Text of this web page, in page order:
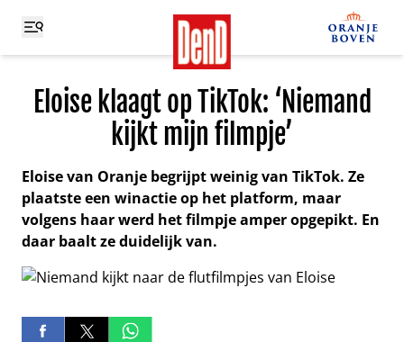
Eloise klaagt op TikTok: ‘Niemand
kijkt mijn filmpje’
Eloise van Oranje begrijpt weinig van TikTok. Ze
plaatste een winactie op het platform, maar
volgens haar werd het filmpje amper opgepikt. En
daar baalt ze duidelijk van.